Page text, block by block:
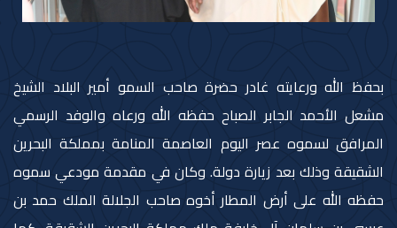
بحفظ الله ورعايته غادر حضرة صاحب السمو أمير البلاد الشيخ
مشعل الأحمد الجابر الصباح حفظه الله ورعاه والوفد الرسمي
المرافق لسموه عصر اليوم العاصمة المنامة بمملكة البحرين
الشقيقة وذلك بعد زيارة دولة. وكان في مقدمة مودعي سموه
حفظه الله على أرض المطار أخوه صاحب الجلالة الملك حمد بن